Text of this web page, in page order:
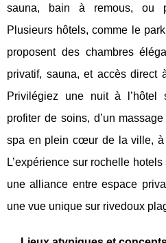
sauna, bain à remous, ou
Plusieurs hôtels, comme le
proposent des chambres
privatif, sauna, et accès direct
Privilégiez une nuit à l’hôtel
profiter de soins, d’un
spa en plein cœur de la ville, à
L’expérience sur rochelle
une alliance entre espace
une vue unique sur rivedoux